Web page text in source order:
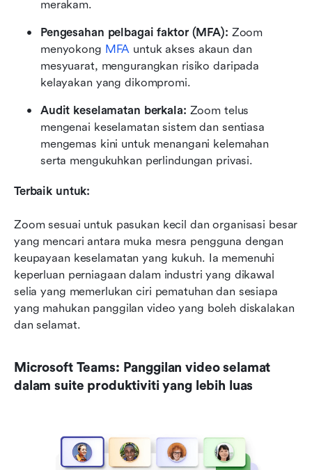
merakam.
Pengesahan pelbagai faktor (MFA): Zoom
menyokong MFA untuk akses akaun dan
mesyuarat, mengurangkan risiko daripada
kelayakan yang dikompromi.
Audit keselamatan berkala: Zoom telus
mengenai keselamatan sistem dan sentiasa
mengemas kini untuk menangani kelemahan
serta mengukuhkan perlindungan privasi.
Terbaik untuk:
Zoom sesuai untuk pasukan kecil dan organisasi besar
yang mencari antara muka mesra pengguna dengan
keupayaan keselamatan yang kukuh. Ia memenuhi
keperluan perniagaan dalam industri yang dikawal
selia yang memerlukan ciri pematuhan dan sesiapa
yang mahukan panggilan video yang boleh diskalakan
dan selamat.
Microsoft Teams: Panggilan video selamat
dalam suite produktiviti yang lebih luas